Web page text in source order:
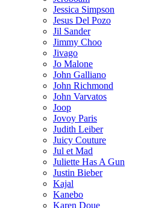
Jessica Simpson
Jesus Del Pozo
Jil Sander
Jimmy Choo
Jivago
Jo Malone
John Galliano
John Richmond
John Varvatos
Joop
Jovoy Paris
Judith Leiber
Juicy Couture
Jul et Mad
Juliette Has A Gun
Justin Bieber
Kajal
Kanebo
Karen Doue